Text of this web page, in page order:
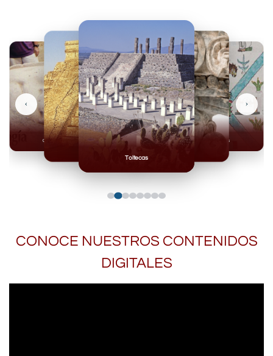
Toltecas
Mexicas
Olmecas
‹ ›
CONOCE NUESTROS CONTENIDOS
DIGITALES